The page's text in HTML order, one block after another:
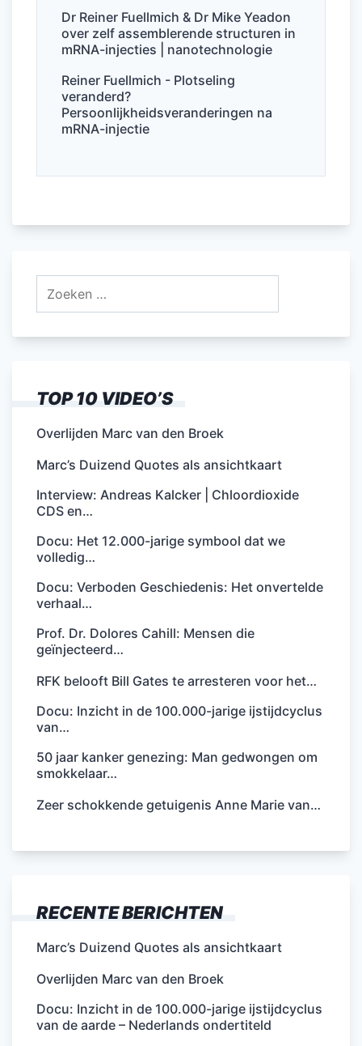
Dr Reiner Fuellmich & Dr Mike Yeadon
over zelf assemblerende structuren in
mRNA-injecties | nanotechnologie
Reiner Fuellmich - Plotseling
veranderd?
Persoonlijkheidsveranderingen na
mRNA-injectie
TOP 10 VIDEO’S
Overlijden Marc van den Broek
Marc’s Duizend Quotes als ansichtkaart
Interview: Andreas Kalcker | Chloordioxide
CDS en…
Docu: Het 12.000-jarige symbool dat we
volledig…
Docu: Verboden Geschiedenis: Het onvertelde
verhaal…
Prof. Dr. Dolores Cahill: Mensen die
geïnjecteerd…
RFK belooft Bill Gates te arresteren voor het…
Docu: Inzicht in de 100.000-jarige ijstijdcyclus
van…
50 jaar kanker genezing: Man gedwongen om
smokkelaar…
Zeer schokkende getuigenis Anne Marie van…
RECENTE BERICHTEN
Marc’s Duizend Quotes als ansichtkaart
Overlijden Marc van den Broek
Docu: Inzicht in de 100.000-jarige ijstijdcyclus
van de aarde – Nederlands ondertiteld